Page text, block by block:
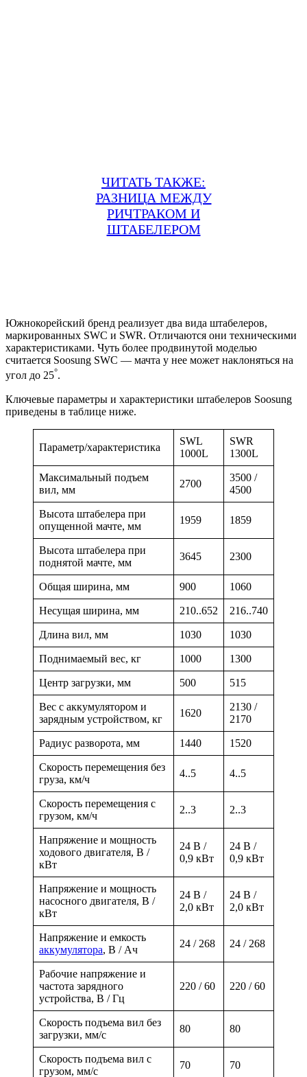
ЧИТАТЬ ТАКЖЕ:
РАЗНИЦА МЕЖДУ
РИЧТРАКОМ И
ШТАБЕЛЕРОМ
Южнокорейский бренд реализует два вида штабелеров,
маркированных SWC и SWR. Отличаются они техническими
характеристиками. Чуть более продвинутой моделью
считается Soosung SWC — мачта у нее может наклоняться на
угол до 25°.
Ключевые параметры и характеристики штабелеров Soosung
приведены в таблице ниже.
Параметр/характеристика
SWL
1000L
SWR
1300L
Максимальный подъем
вил, мм
2700
3500 /
4500
Высота штабелера при
опущенной мачте, мм
1959 1859
Высота штабелера при
поднятой мачте, мм
3645 2300
Общая ширина, мм 900 1060
Несущая ширина, мм 210..652 216..740
Длина вил, мм 1030 1030
Поднимаемый вес, кг 1000 1300
Центр загрузки, мм 500 515
Вес с аккумулятором и
зарядным устройством, кг
1620
2130 /
2170
Радиус разворота, мм 1440 1520
Скорость перемещения без
груза, км/ч
4..5 4..5
Скорость перемещения с
грузом, км/ч
2..3 2..3
Напряжение и мощность
ходового двигателя, В /
кВт
24 В /
0,9 кВт
24 В /
0,9 кВт
Напряжение и мощность
насосного двигателя, В /
кВт
24 В /
2,0 кВт
24 В /
2,0 кВт
Напряжение и емкость
аккумулятора, В / Ач
24 / 268 24 / 268
Рабочие напряжение и
частота зарядного
устройства, В / Гц
220 / 60 220 / 60
Скорость подъема вил без
загрузки, мм/с
80 80
Скорость подъема вил с
грузом, мм/с
70 70